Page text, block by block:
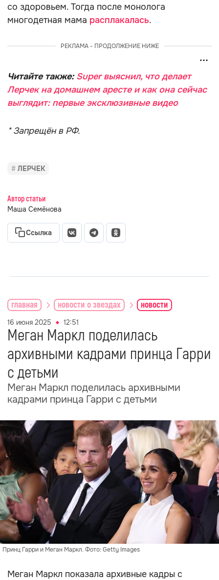
со здоровьем. Тогда после монолога
многодетная мама расплакалась.
РЕКЛАМА - ПРОДОЛЖЕНИЕ НИЖЕ
Читайте также: Super выяснил, что делает
Лерчек на домашнем аресте и как она сейчас
выглядит: первые эксклюзивные видео
* Запрещён в РФ.
ЛЕРЧЕК
Автор статьи
Маша Семёнова
Ссылка
главная новости о звездах новости
16 июня 2025 12:51
Меган Маркл поделилась
архивными кадрами принца Гарри
с детьми
Меган Маркл поделилась архивными
кадрами принца Гарри с детьми
Принц Гарри и Меган Маркл. Фото: Getty Images
Меган Маркл показала архивные кадры с